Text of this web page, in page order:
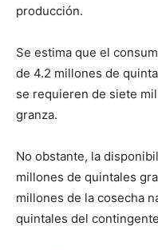
producción.
Se estima que el
de 4.2 millones de
se requieren de siete
granza.
No obstante, la
millones de quintales
millones de la cosecha
quintales del